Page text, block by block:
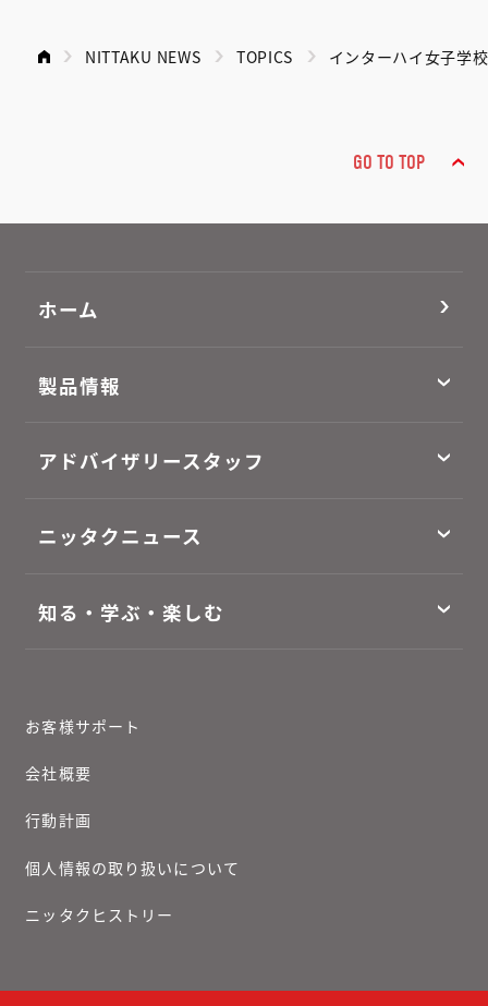
NITTAKU NEWS TOPICS インターハイ女子学
GO TO TOP
ホーム
製品情報
アドバイザリースタッフ
ニッタクニュース
知る・学ぶ・楽しむ
お客様サポート
会社概要
行動計画
個人情報の取り扱いについて
ニッタクヒストリー